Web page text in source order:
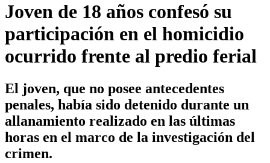
Joven de 18 años confesó su
participación en el homicidio
ocurrido frente al predio ferial
El joven, que no posee antecedentes
penales, había sido detenido durante un
allanamiento realizado en las últimas
horas en el marco de la investigación del
crimen.